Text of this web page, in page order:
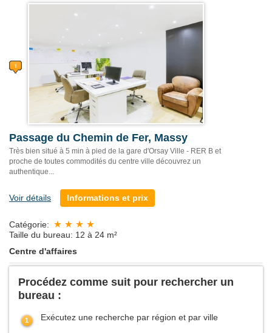
Passage du Chemin de Fer, Massy
Très bien situé à 5 min à pied de la gare d'Orsay Ville - RER B et
proche de toutes commodités du centre ville découvrez un
authentique...
Voir détails Informations et prix
Catégorie:
Taille du bureau: 12 à 24 m²
Centre d'affaires
Procédez comme suit pour rechercher un
bureau :
Exécutez une recherche par région et par ville